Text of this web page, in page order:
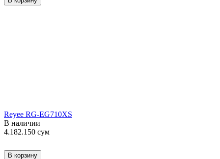
Reyee RG-EG710XS
В наличии
4.182.150 сум
В корзину